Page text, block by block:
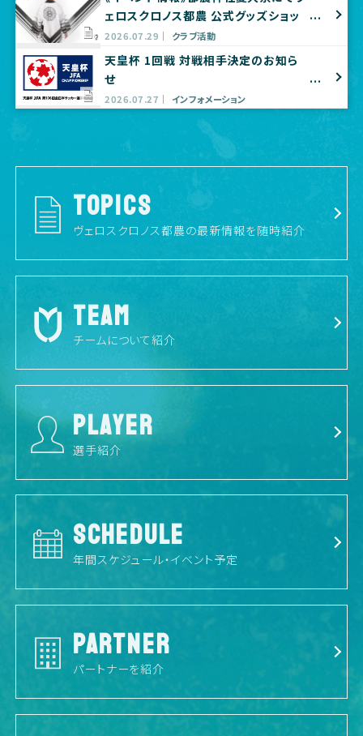
ェロスクロノス都農 公式グッズショッ
プ出店のお知らせ
2026.07.29 クラブ活動
天皇杯 1回戦 対戦相手決定のお知ら
せ
2026.07.27 インフォメーション
TOPICS
ヴェロスクロノス都農の最新情報を随時紹介
TEAM
チームについて紹介
PLAYER
選手紹介
SCHEDULE
年間スケジュール・イベント予定
PARTNER
パートナーを紹介